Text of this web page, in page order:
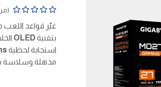
بتقنيةOLED
استجابة لحظية
مذهلة وسلاسة